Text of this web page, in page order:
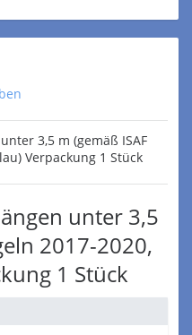
unter 3,5
2017-2020,
1 Stück